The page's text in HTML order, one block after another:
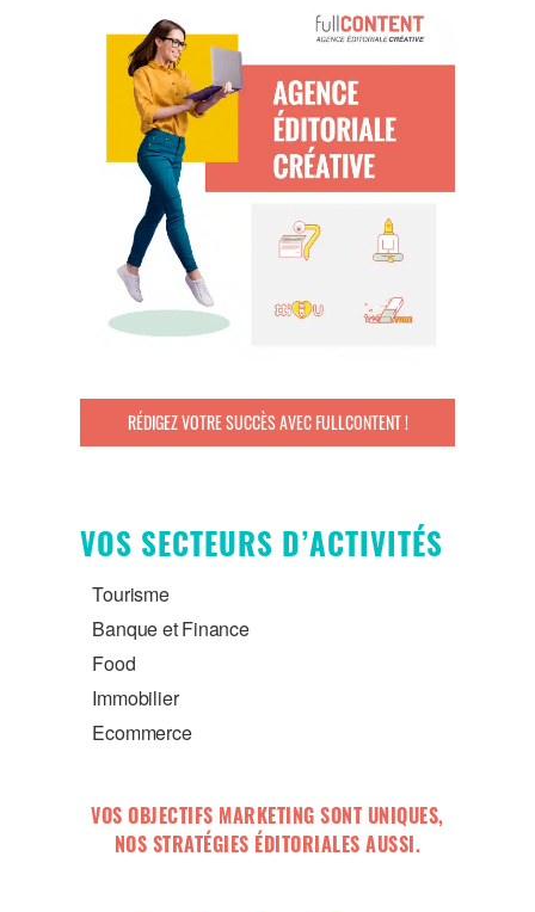
RÉDIGEZ VOTRE SUCCÈS AVEC FULLCONTENT !
VOS SECTEURS D’ACTIVITÉS
Tourisme
Banque et Finance
Food
Immobilier
Ecommerce
VOS OBJECTIFS MARKETING SONT UNIQUES,
NOS STRATÉGIES ÉDITORIALES AUSSI.